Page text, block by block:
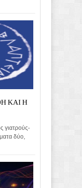
ΚΑΙ Η
γιατρούς-
δύο,